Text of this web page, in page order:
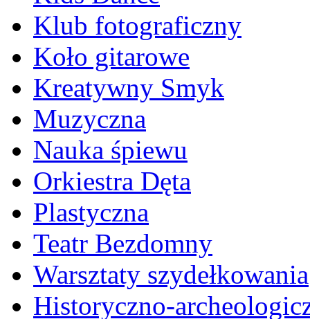
Klub fotograficzny
Koło gitarowe
Kreatywny Smyk
Muzyczna
Nauka śpiewu
Orkiestra Dęta
Plastyczna
Teatr Bezdomny
Warsztaty szydełkowania
Historyczno-